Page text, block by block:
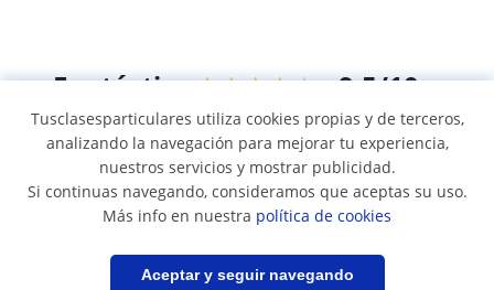
Filtrar
Fantástica★★★★★ 9,5/10
305993 opiniones de alumnos
© 2007 - 2026 Tusclasesparticulares.com.ec
Mapa web:Profesores particulares
Tusclasesparticulares utiliza cookies propias y de terceros,
analizando la navegación para mejorar tu experiencia,
nuestros servicios y mostrar publicidad.
Si continuas navegando, consideramos que aceptas su uso.
Más info en nuestra política de cookies
Aceptar y seguir navegando